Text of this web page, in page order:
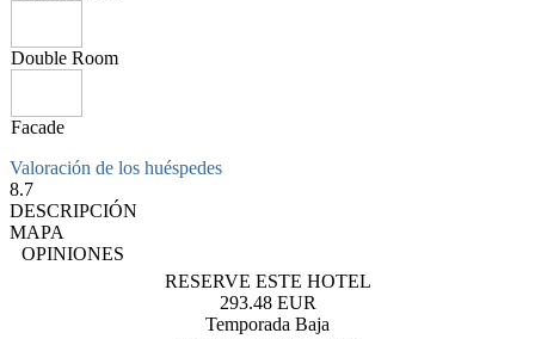
Double Room
Facade
Valoración de los huéspedes
8.7
DESCRIPCIÓN
MAPA
OPINIONES
RESERVE ESTE HOTEL
293.48 EUR
Temporada Baja